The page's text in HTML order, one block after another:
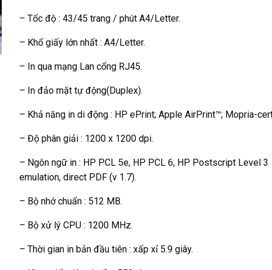
– Tốc độ : 43/45 trang / phút A4/Letter.
– Khổ giấy lớn nhất : A4/Letter.
– In qua mạng Lan cổng RJ45.
– In đảo mặt tự động(Duplex).
– Khả năng in di động : HP ePrint; Apple AirPrint™; Mopria-
– Độ phân giải : 1200 x 1200 dpi.
– Ngôn ngữ in : HP PCL 5e, HP PCL 6, HP Postscript Level 3
emulation, direct PDF (v 1.7).
– Bộ nhớ chuẩn : 512 MB.
– Bộ xử lý CPU : 1200 MHz.
– Thời gian in bản đầu tiên : xấp xỉ 5.9 giây.